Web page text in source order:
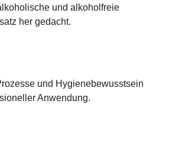
und alkoholfreie
her gedacht.
und Hygienebewusstsein
Anwendung.